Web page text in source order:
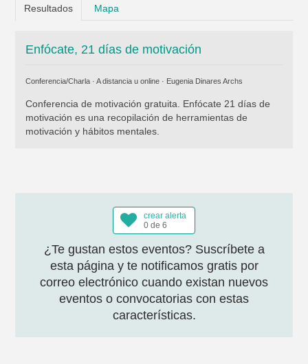
Resultados Mapa
Enfócate, 21 días de motivación
Conferencia/Charla · A distancia u online · Eugenia Dinares Archs
Conferencia de motivación gratuita. Enfócate 21 días de
motivación es una recopilación de herramientas de
motivación y hábitos mentales.
crear alerta
0 de 6
¿Te gustan estos eventos? Suscríbete a
esta página y te notificamos gratis por
correo electrónico cuando existan nuevos
eventos o convocatorias con estas
características.